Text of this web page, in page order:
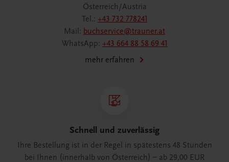
Österreich/Austria
Tel.: +43 732 778241
Mail: buchservice@trauner.at
WhatsApp: +43 664 88 58 69 41
mehr erfahren
Schnell und zuverlässig
Ihre Bestellung ist in der Regel in spätestens 48 Stunden
bei Ihnen (innerhalb von Österreich) – ab 29,00 EUR